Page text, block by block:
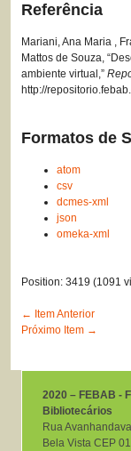
Referência
Mariani, Ana Maria ,
Mattos de Souza,
ambiente virtual,”
http://
Formatos de
atom
csv
dcmes-xml
json
omeka-xml
Position: 3419 (1091
← Item Anterior
Próximo Item →
2020 – FEBAB -
Bibliotecários
Rua
Bela Vista CEP